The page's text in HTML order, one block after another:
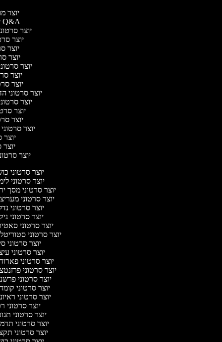
יוצר
יוצר סרטוני Q&A
יוצר
יוצר
יוצר
יוצר
יוצר
יוצר
יוצר
יוצר סרטוני
יוצר
יוצר
יוצר
יוצר
יוצר
יוצר
יוצר
יוצר סרטוני
יוצר סרטוני
יוצר סרטוני מסך
יוצר סרטוני
יוצר סרטוני
יוצר סרטוני
יוצר סרטוני
יוצר סרטוני
יוצר סרטוני
יוצר סרטוני
יוצר סרטוני
יוצר סרטוני
יוצר סרטוני
יוצר סרטוני
יוצר סרטוני
יוצר סרטוני
יוצר סרטוני
יוצר סרטוני
יוצר סרטוני